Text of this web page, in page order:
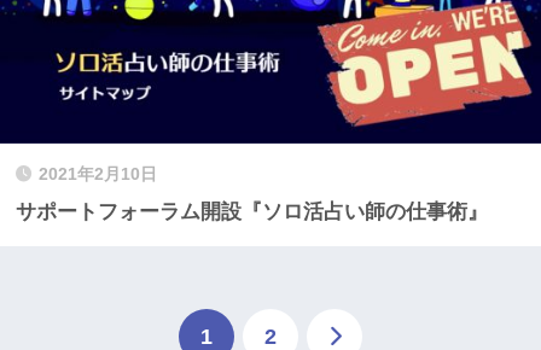
2021年2月10日
サポートフォーラム開設『ソロ活占い師の仕事術』
1 2